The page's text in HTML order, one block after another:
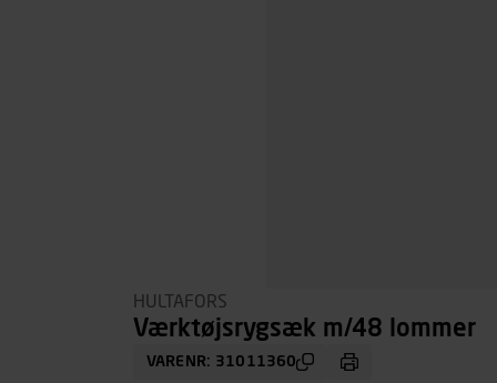
HULTAFORS
Værktøjsrygsæk m/48 lommer
VARENR: 31011360